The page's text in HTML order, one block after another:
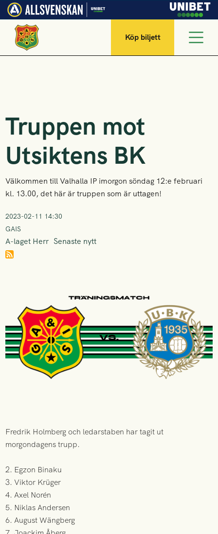
Köp biljett
Truppen mot
Utsiktens BK
Välkommen till Valhalla IP imorgon söndag 12:e februari
kl. 13.00, det här är truppen som är uttagen!
2023-02-11 14:30
GAIS
A-laget Herr Senaste nytt
Fredrik Holmberg och ledarstaben har tagit ut
morgondagens trupp.
2. Egzon Binaku
3. Viktor Krüger
4. Axel Norén
5. Niklas Andersen
6. August Wängberg